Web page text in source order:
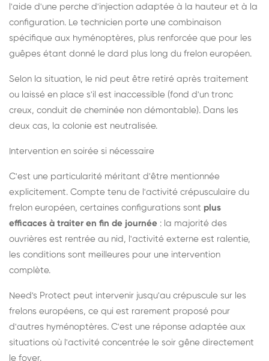
l'aide d'une perche d'injection adaptée à la hauteur et à la
configuration. Le technicien porte une combinaison
spécifique aux hyménoptères, plus renforcée que pour les
guêpes étant donné le dard plus long du frelon européen.
Selon la situation, le nid peut être retiré après traitement
ou laissé en place s'il est inaccessible (fond d'un tronc
creux, conduit de cheminée non démontable). Dans les
deux cas, la colonie est neutralisée.
Intervention en soirée si nécessaire
C'est une particularité méritant d'être mentionnée
explicitement. Compte tenu de l'activité crépusculaire du
frelon européen, certaines configurations sont plus
efficaces à traiter en fin de journée : la majorité des
ouvrières est rentrée au nid, l'activité externe est ralentie,
les conditions sont meilleures pour une intervention
complète.
Need's Protect peut intervenir jusqu'au crépuscule sur les
frelons européens, ce qui est rarement proposé pour
d'autres hyménoptères. C'est une réponse adaptée aux
situations où l'activité concentrée le soir gêne directement
le foyer.